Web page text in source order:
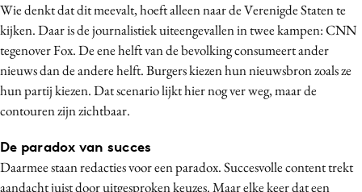
Wie denkt dat dit meevalt, hoeft alleen naar de Verenigde Staten te
kijken. Daar is de journalistiek uiteengevallen in twee kampen: CNN
tegenover Fox. De ene helft van de bevolking consumeert ander
nieuws dan de andere helft. Burgers kiezen hun nieuwsbron zoals ze
hun partij kiezen. Dat scenario lijkt hier nog ver weg, maar de
contouren zijn zichtbaar.
De paradox van succes
Daarmee staan redacties voor een paradox. Succesvolle content trekt
aandacht juist door uitgesproken keuzes. Maar elke keer dat een